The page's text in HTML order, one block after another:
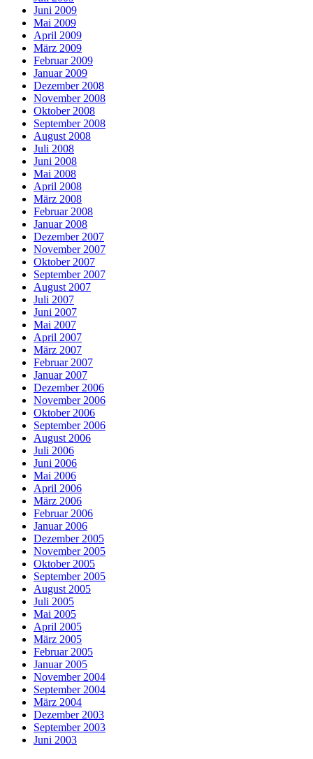
Juni 2009
Mai 2009
April 2009
März 2009
Februar 2009
Januar 2009
Dezember 2008
November 2008
Oktober 2008
September 2008
August 2008
Juli 2008
Juni 2008
Mai 2008
April 2008
März 2008
Februar 2008
Januar 2008
Dezember 2007
November 2007
Oktober 2007
September 2007
August 2007
Juli 2007
Juni 2007
Mai 2007
April 2007
März 2007
Februar 2007
Januar 2007
Dezember 2006
November 2006
Oktober 2006
September 2006
August 2006
Juli 2006
Juni 2006
Mai 2006
April 2006
März 2006
Februar 2006
Januar 2006
Dezember 2005
November 2005
Oktober 2005
September 2005
August 2005
Juli 2005
Mai 2005
April 2005
März 2005
Februar 2005
Januar 2005
November 2004
September 2004
März 2004
Dezember 2003
September 2003
Juni 2003